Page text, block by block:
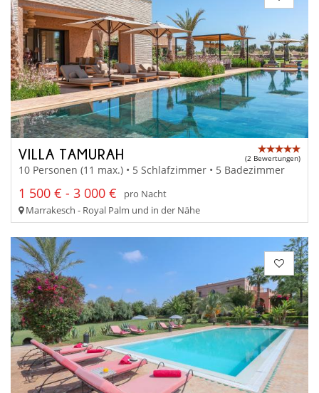
VILLA TAMURAH (2 Bewertungen)
10 Personen (11 max.) • 5 Schlafzimmer • 5 Badezimmer
1 500 € - 3 000 €
pro Nacht
Marrakesch - Royal Palm und in der Nähe